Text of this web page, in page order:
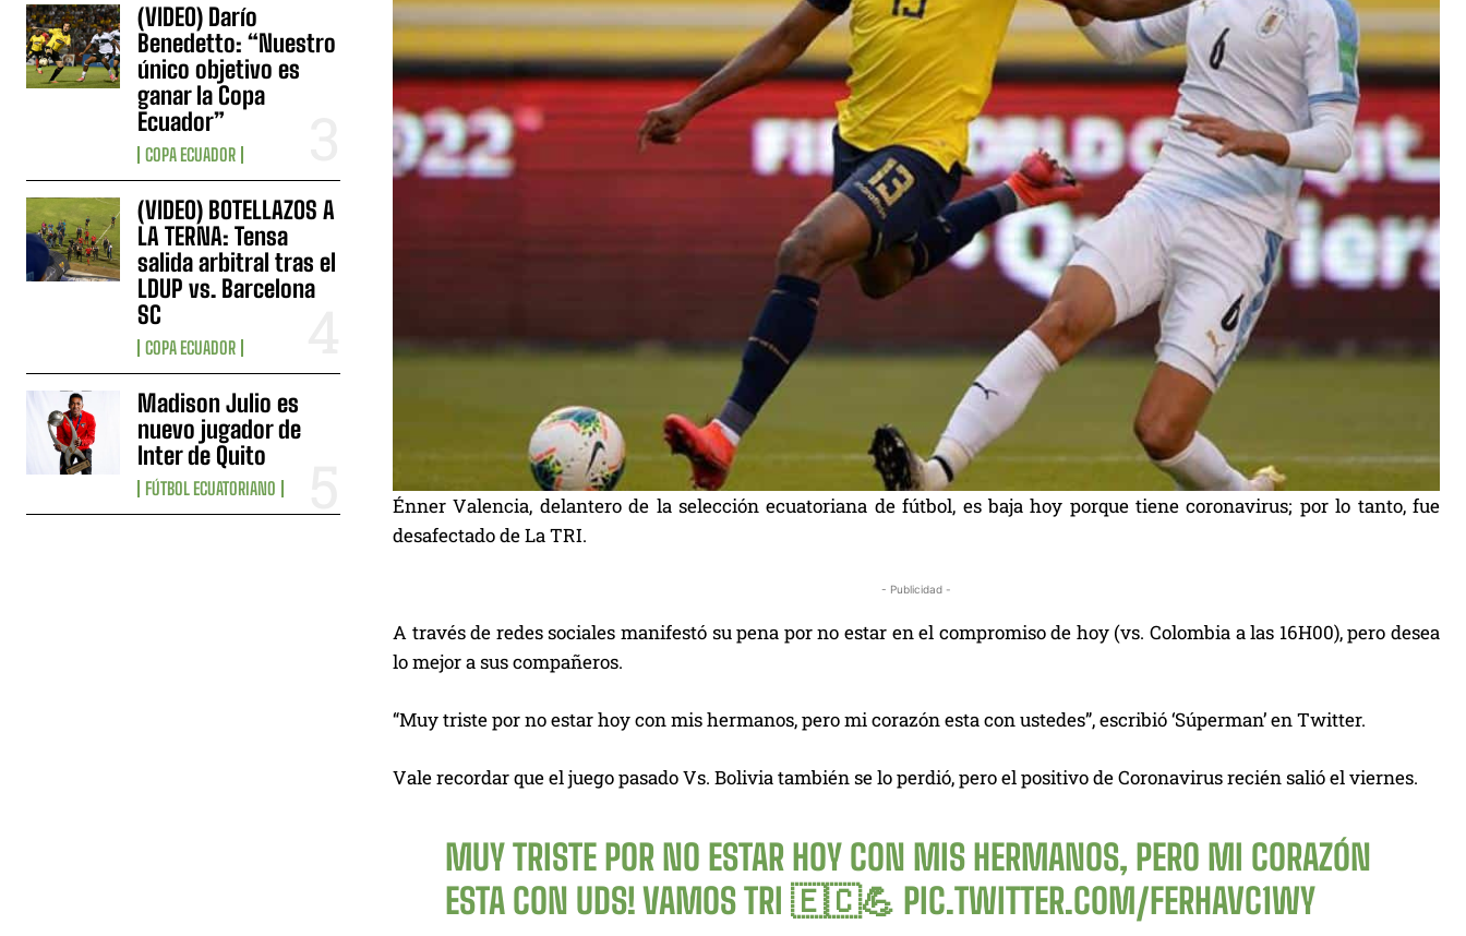
(VIDEO) Darío
Benedetto: “Nuestro
único objetivo es
ganar la Copa
Ecuador”
COPA ECUADOR
(VIDEO) BOTELLAZOS A
LA TERNA: Tensa
salida arbitral tras el
LDUP vs. Barcelona
SC
COPA ECUADOR
Madison Julio es
nuevo jugador de
Inter de Quito
FÚTBOL ECUATORIANO
Énner Valencia, delantero de la selección ecuatoriana de fútbol, es baja hoy porque tiene coronavirus; por lo tanto, fue
desafectado de La TRI.
- Publicidad -
A través de redes sociales manifestó su pena por no estar en el compromiso de hoy (vs. Colombia a las 16H00), pero desea
lo mejor a sus compañeros.
“Muy triste por no estar hoy con mis hermanos, pero mi corazón esta con ustedes”, escribió ‘Súperman’ en Twitter.
Vale recordar que el juego pasado Vs. Bolivia también se lo perdió, pero el positivo de Coronavirus recién salió el viernes.
MUY TRISTE POR NO ESTAR HOY CON MIS HERMANOS, PERO MI CORAZÓN
ESTA CON UDS! VAMOS TRI 🇪🇨💪 PIC.TWITTER.COM/FERHAVC1WY